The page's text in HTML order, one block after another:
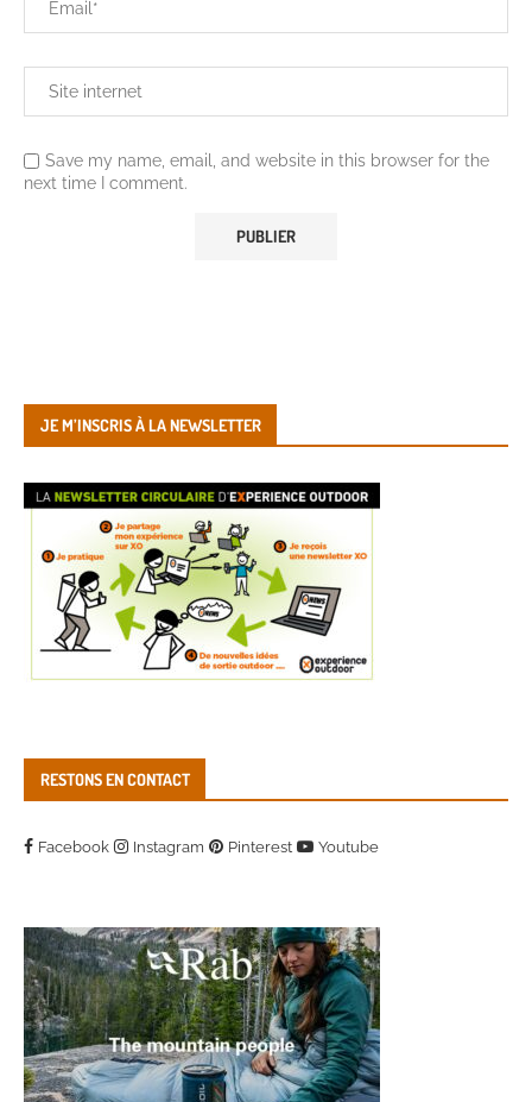
Save my name, email, and website in this browser for the
next time I comment.
JE M’INSCRIS À LA NEWSLETTER
RESTONS EN CONTACT
Facebook Instagram Pinterest Youtube